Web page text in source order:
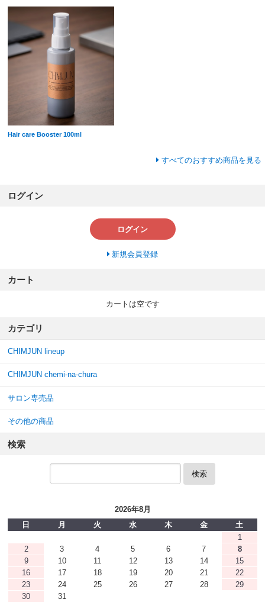
Hair care Booster 100ml
すべてのおすすめ商品を見る
ログイン
ログイン
新規会員登録
カート
カートは空です
カテゴリ
CHIMJUN lineup
CHIMJUN chemi-na-chura
サロン専売品
その他の商品
検索
検索
2026年8月
日
月 火 水 木 金
土
1
2
3 4 5 6 7
8
9
10 11 12 13 14
15
16
17 18 19 20 21
22
23
24 25 26 27 28
29
30
31